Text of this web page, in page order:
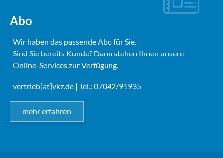
Abo
Wir haben das passende Abo für Sie.
Sind Sie bereits Kunde? Dann stehen Ihnen unsere
Online-Services zur Verfügung.
vertrieb[at]vkz.de | Tel.: 07042/91935
mehr erfahren